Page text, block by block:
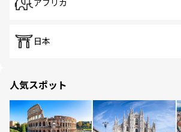
アフリカ
日本
人気スポット